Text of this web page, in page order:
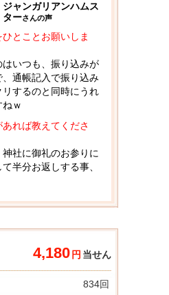
ジャンガリアンハムス
ターさんの声
ひとことお願いしま
いつも、振り込みが
通帳記入で振り込み
するのと同時にうれ
ねｗ
あれば教えてくださ
社に御礼のお参りに
半分お返しする事、
4,180 円 当せん
834回